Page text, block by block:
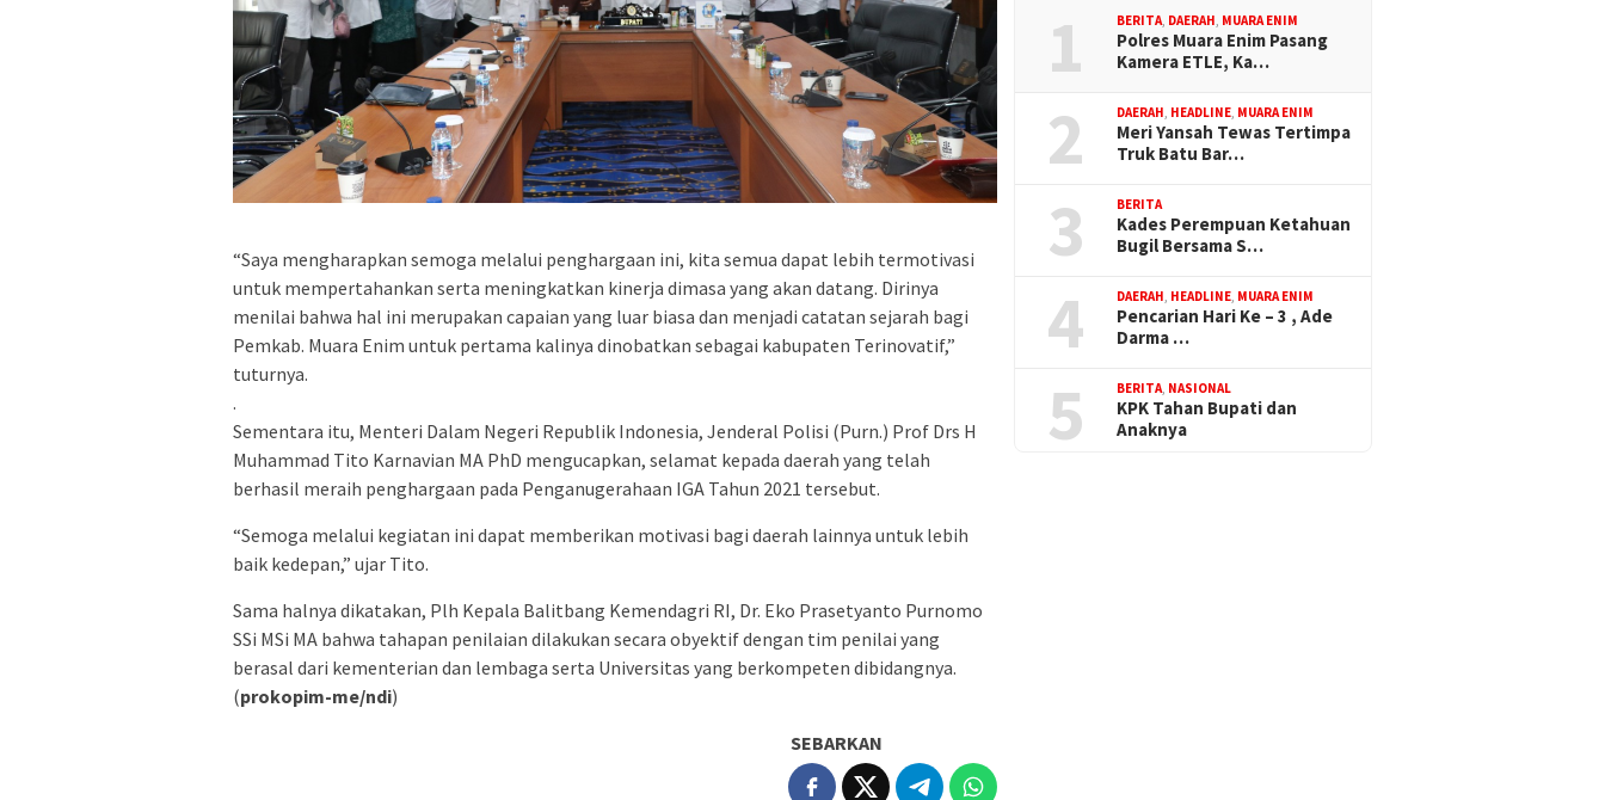
“Saya mengharapkan semoga melalui penghargaan ini, kita semua dapat lebih termotivasi
untuk mempertahankan serta meningkatkan kinerja dimasa yang akan datang. Dirinya
menilai bahwa hal ini merupakan capaian yang luar biasa dan menjadi catatan sejarah bagi
Pemkab. Muara Enim untuk pertama kalinya dinobatkan sebagai kabupaten Terinovatif,”
tuturnya.
.
Sementara itu, Menteri Dalam Negeri Republik Indonesia, Jenderal Polisi (Purn.) Prof Drs H
Muhammad Tito Karnavian MA PhD mengucapkan, selamat kepada daerah yang telah
berhasil meraih penghargaan pada Penganugerahaan IGA Tahun 2021 tersebut.
“Semoga melalui kegiatan ini dapat memberikan motivasi bagi daerah lainnya untuk lebih
baik kedepan,” ujar Tito.
Sama halnya dikatakan, Plh Kepala Balitbang Kemendagri RI, Dr. Eko Prasetyanto Purnomo
SSi MSi MA bahwa tahapan penilaian dilakukan secara obyektif dengan tim penilai yang
berasal dari kementerian dan lembaga serta Universitas yang berkompeten dibidangnya.
(prokopim-me/ndi)
SEBARKAN
1 BERITA, DAERAH, MUARA ENIM
Polres Muara Enim Pasang
Kamera ETLE, Ka…
2 DAERAH, HEADLINE, MUARA ENIM
Meri Yansah Tewas Tertimpa
Truk Batu Bar…
3 BERITA
Kades Perempuan Ketahuan
Bugil Bersama S…
4 DAERAH, HEADLINE, MUARA ENIM
Pencarian Hari Ke – 3 , Ade
Darma …
5 BERITA, NASIONAL
KPK Tahan Bupati dan
Anaknya